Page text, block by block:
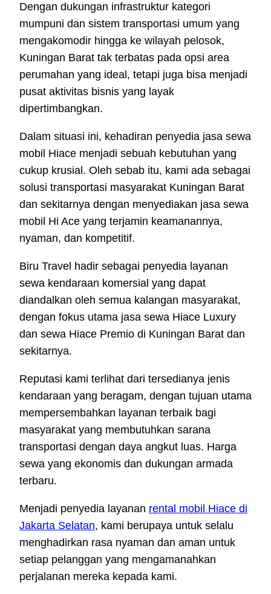
Dengan dukungan infrastruktur kategori
mumpuni dan sistem transportasi umum yang
mengakomodir hingga ke wilayah pelosok,
Kuningan Barat tak terbatas pada opsi area
perumahan yang ideal, tetapi juga bisa menjadi
pusat aktivitas bisnis yang layak
dipertimbangkan.
Dalam situasi ini, kehadiran penyedia jasa sewa
mobil Hiace menjadi sebuah kebutuhan yang
cukup krusial. Oleh sebab itu, kami ada sebagai
solusi transportasi masyarakat Kuningan Barat
dan sekitarnya dengan menyediakan jasa sewa
mobil Hi Ace yang terjamin keamanannya,
nyaman, dan kompetitif.
Biru Travel hadir sebagai penyedia layanan
sewa kendaraan komersial yang dapat
diandalkan oleh semua kalangan masyarakat,
dengan fokus utama jasa sewa Hiace Luxury
dan sewa Hiace Premio di Kuningan Barat dan
sekitarnya.
Reputasi kami terlihat dari tersedianya jenis
kendaraan yang beragam, dengan tujuan utama
mempersembahkan layanan terbaik bagi
masyarakat yang membutuhkan sarana
transportasi dengan daya angkut luas. Harga
sewa yang ekonomis dan dukungan armada
terbaru.
Menjadi penyedia layanan rental mobil Hiace di
Jakarta Selatan, kami berupaya untuk selalu
menghadirkan rasa nyaman dan aman untuk
setiap pelanggan yang mengamanahkan
perjalanan mereka kepada kami.